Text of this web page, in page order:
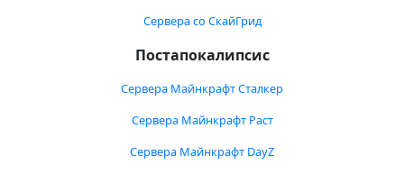
Сервера со СкайГрид
Постапокалипсис
Сервера Майнкрафт Сталкер
Сервера Майнкрафт Раст
Сервера Майнкрафт DayZ